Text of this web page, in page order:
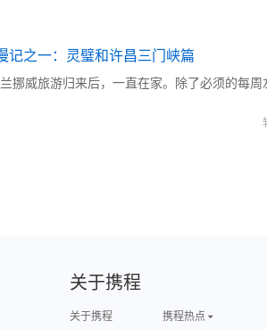
记之一：灵璧和许昌三门峡篇
挪威旅游归来后，一直在家。除了必须的每周
关于携程
关于携程
携程热点